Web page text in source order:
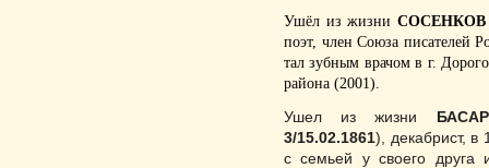
Ушёл из жизни СОСЕНКОВ
поэт, член Союза писателей
тал зубным врачом в г.
района (2001).
Ушел из жизни
3/15.02.1861), декабрист, в
с семьей у своего